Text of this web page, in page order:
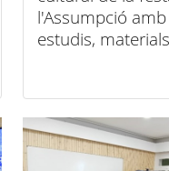
l'Assumpció
estudis, materials